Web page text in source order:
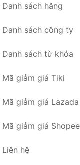
Danh sách hãng
Danh sách công ty
Danh sách từ khóa
Mã giảm giá Tiki
Mã giảm giá Lazada
Mã giảm giá Shopee
Liên hệ